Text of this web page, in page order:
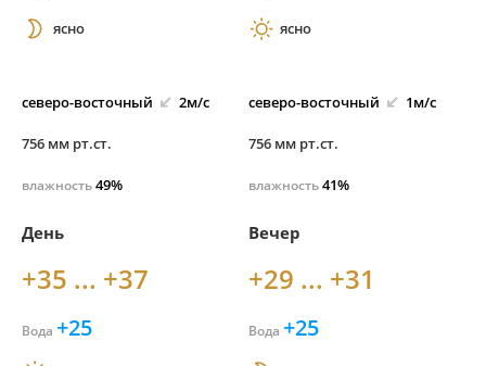
ясно
северо-восточный 2м/с
756 мм рт.ст.
влажность49%
ясно
северо-восточный 1м/с
756 мм рт.ст.
влажность41%
День
+35 ... +37
Вода +25
Вечер
+29 ... +31
Вода +25